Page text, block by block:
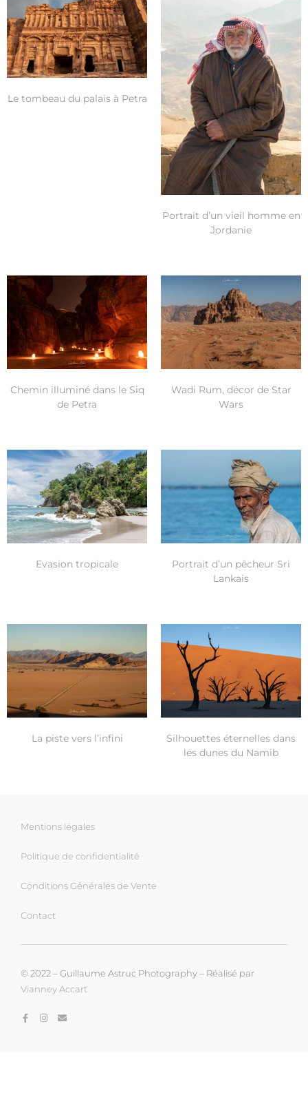
Le tombeau du palais à Petra
Portrait d’un vieil homme en
Jordanie
Chemin illuminé dans le Siq
de Petra
Wadi Rum, décor de Star
Wars
Evasion tropicale
Portrait d’un pêcheur Sri
Lankais
La piste vers l’infini
Silhouettes éternelles dans
les dunes du Namib
Mentions légales
Politique de confidentialité
Conditions Générales de Vente
Contact
© 2022 – Guillaume Astruc Photography – Réalisé par
Vianney Accart